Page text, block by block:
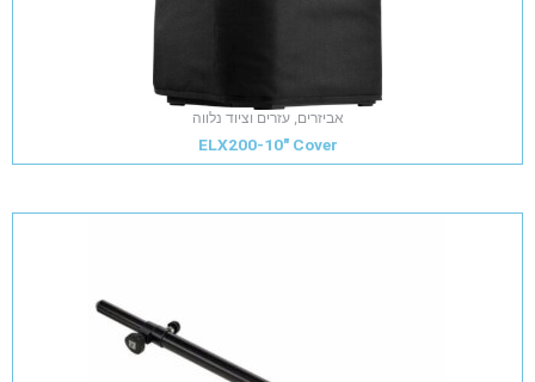
אביזרים, עזרים וציוד נלווה
ELX200-10" Cover